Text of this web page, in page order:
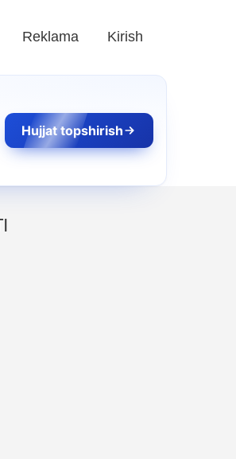
Reklama Kirish
Hujjat topshirish